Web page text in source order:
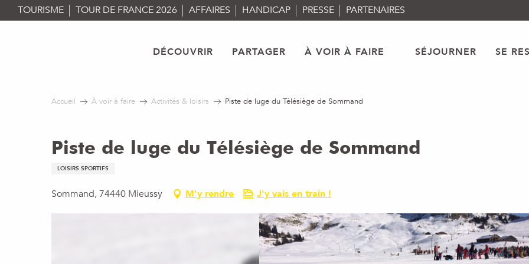
Aller
au
TOURISME TOUR DE FRANCE 2026 AFFAIRES HANDICAP PRESSE PARTENAIRES
DÉCOUVRIR PARTAGER À VOIR À FAIRE SÉJOURNER SE
Accueil À voir à faire Activités & loisirs Piste de luge du Télésiège de Sommand
Piste de luge du Télésiège de Sommand
LOISIRS SPORTIFS
Sommand, 74440 Mieussy M'y rendre J'y vais en train !